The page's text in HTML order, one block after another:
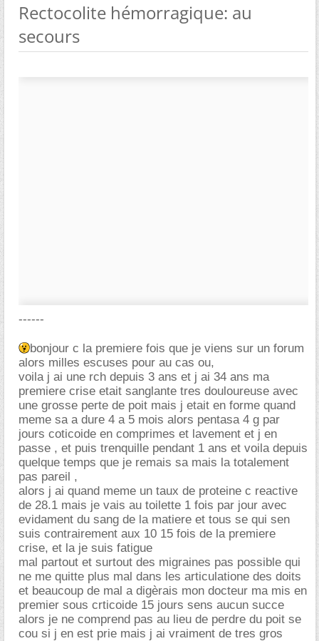
Rectocolite hémorragique: au
secours
------
bonjour c la premiere fois que je viens sur un forum
alors milles escuses pour au cas ou,
voila j ai une rch depuis 3 ans et j ai 34 ans ma
premiere crise etait sanglante tres douloureuse avec
une grosse perte de poit mais j etait en forme quand
meme sa a dure 4 a 5 mois alors pentasa 4 g par
jours coticoide en comprimes et lavement et j en
passe , et puis trenquille pendant 1 ans et voila depuis
quelque temps que je remais sa mais la totalement
pas pareil ,
alors j ai quand meme un taux de proteine c reactive
de 28.1 mais je vais au toilette 1 fois par jour avec
evidament du sang de la matiere et tous se qui sen
suis contrairement aux 10 15 fois de la premiere
crise, et la je suis fatigue
mal partout et surtout des migraines pas possible qui
ne me quitte plus mal dans les articulatione des doits
et beaucoup de mal a digèrais mon docteur ma mis en
premier sous crticoide 15 jours sens aucun succe
alors je ne comprend pas au lieu de perdre du poit se
cou si j en est prie mais j ai vraiment de tres gros